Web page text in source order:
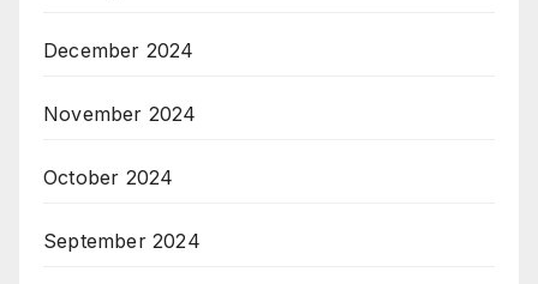
December 2024
November 2024
October 2024
September 2024